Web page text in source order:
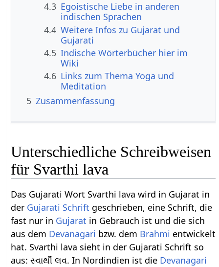
4.3 Egoistische Liebe in anderen
indischen Sprachen
4.4 Weitere Infos zu Gujarat und
Gujarati
4.5 Indische Wörterbücher hier im
Wiki
4.6 Links zum Thema Yoga und
Meditation
5 Zusammenfassung
Unterschiedliche Schreibweisen
für Svarthi lava
Das Gujarati Wort Svarthi lava wird in Gujarat in
der Gujarati Schrift geschrieben, eine Schrift, die
fast nur in Gujarat in Gebrauch ist und die sich
aus dem Devanagari bzw. dem Brahmi entwickelt
hat. Svarthi lava sieht in der Gujarati Schrift so
aus: સ્વાર્થી લવ. In Nordindien ist die Devanagari